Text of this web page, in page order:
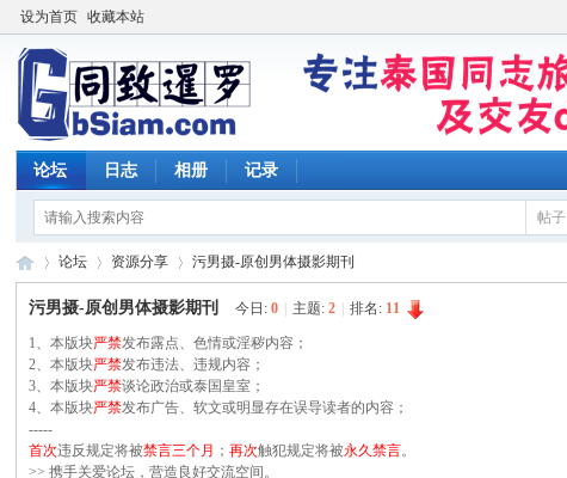
设为首页 收藏本站
论坛 日志 相册 记录
帖子
同 »
论坛
›
资源分享
›
污男摄-原创男体摄影期刊
污男摄-原创男体摄影期刊 今日:0 主题:2 排名: 11
1、本版块严禁发布露点、色情或淫秽内容；
2、本版块严禁发布违法、违规内容；
3、本版块严禁谈论政治或泰国皇室；
4、本版块严禁发布广告、软文或明显存在误导读者的内容；
-----
首次违反规定将被禁言三个月 ；再次触犯规定将被永久禁言。
>> 携手关爱论坛，营造良好交流空间。